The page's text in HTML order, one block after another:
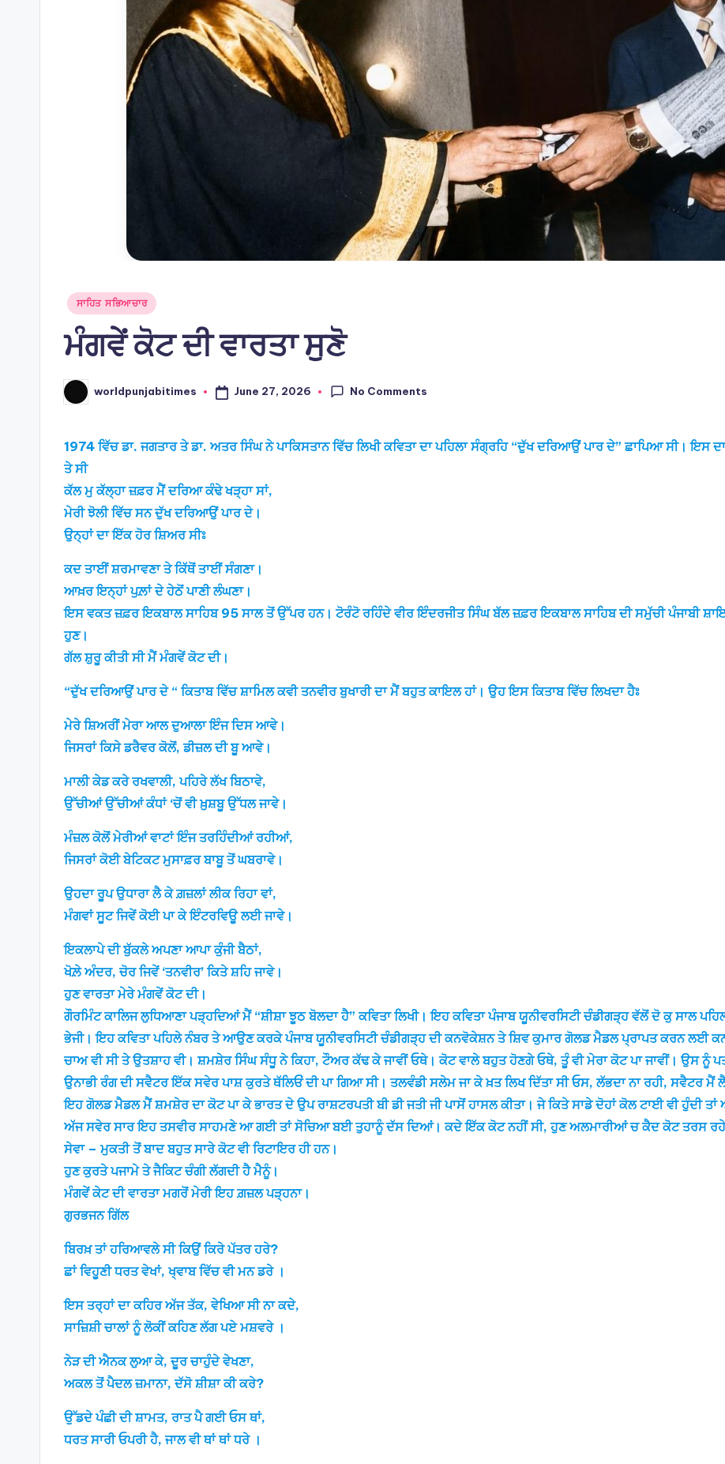
Posted
ਸਾਹਿਤ ਸਭਿਆਚਾਰ
ਮੰਗਵੇਂ ਕੋਟ ਦੀ ਵਾਰਤਾ ਸੁਣੋ
Posted
by
worldpunjabitimes June 27, 2026 No Comments
1974 ਵਿੱਚ ਡਾ. ਜਗਤਾਰ ਤੇ ਡਾ. ਅਤਰ ਸਿੰਘ ਨੇ ਪਾਕਿਸਤਾਨ ਵਿੱਚ ਲਿਖੀ ਕਵਿਤਾ ਦਾ ਪਹਿਲਾ ਸੰਗ੍ਰਹਿ “ਦੁੱਖ ਦਰਿਆਉਂ ਪਾਰ ਦੇ” ਛਾਪਿਆ ਸੀ।
ਤੇ ਸੀ
ਕੱਲ ਮੁ ਕੱਲ੍ਹਾ ਜ਼ਫ਼ਰ ਮੈਂ ਦਰਿਆ ਕੰਢੇ ਖੜ੍ਹਾ ਸਾਂ,
ਮੇਰੀ ਝੋਲੀ ਵਿੱਚ ਸਨ ਦੁੱਖ ਦਰਿਆਉਂ ਪਾਰ ਦੇ।
ਉਨ੍ਹਾਂ ਦਾ ਇੱਕ ਹੋਰ ਸ਼ਿਅਰ ਸੀਃ
ਕਦ ਤਾਈਂ ਸ਼ਰਮਾਵਣਾ ਤੇ ਕਿੱਥੋਂ ਤਾਈਂ ਸੰਗਣਾ।
ਆਖ਼ਰ ਇਨ੍ਹਾਂ ਪੁਲ਼ਾਂ ਦੇ ਹੇਠੋਂ ਪਾਣੀ ਲੰਘਣਾ।
ਇਸ ਵਕਤ ਜ਼ਫ਼ਰ ਇਕਬਾਲ ਸਾਹਿਬ 95 ਸਾਲ ਤੋਂ ਉੱਪਰ ਹਨ। ਟੋਰੰਟੋ ਰਹਿੰਦੇ ਵੀਰ ਇੰਦਰਜੀਤ ਸਿੰਘ ਬੱਲ ਜ਼ਫ਼ਰ ਇਕਬਾਲ ਸਾਹਿਬ ਦੀ ਸਮੁੱਚੀ ਪੰਜਾਬੀ
ਹੁਣ।
ਗੱਲ ਸ਼ੁਰੂ ਕੀਤੀ ਸੀ ਮੈਂ ਮੰਗਵੇਂ ਕੋਟ ਦੀ।
“ਦੁੱਖ ਦਰਿਆਉਂ ਪਾਰ ਦੇ “ ਕਿਤਾਬ ਵਿੱਚ ਸ਼ਾਮਿਲ ਕਵੀ ਤਨਵੀਰ ਬੁਖਾਰੀ ਦਾ ਮੈਂ ਬਹੁਤ ਕਾਇਲ ਹਾਂ। ਉਹ ਇਸ ਕਿਤਾਬ ਵਿੱਚ ਲਿਖਦਾ ਹੈਃ
ਮੇਰੇ ਸ਼ਿਅਰੀਂ ਮੇਰਾ ਆਲ ਦੁਆਲਾ ਇੰਜ ਦਿਸ ਆਵੇ।
ਜਿਸਰਾਂ ਕਿਸੇ ਡਰੈਵਰ ਕੋਲੋਂ, ਡੀਜ਼ਲ ਦੀ ਬੂ ਆਵੇ।
ਮਾਲੀ ਕੇਡ ਕਰੇ ਰਖਵਾਲੀ, ਪਹਿਰੇ ਲੱਖ ਬਿਠਾਵੇ,
ਉੱਚੀਆਂ ਉੱਚੀਆਂ ਕੰਧਾਂ ‘ਚੋਂ ਵੀ ਖ਼ੁਸ਼ਬੂ ਉੱਧਲ ਜਾਵੇ।
ਮੰਜ਼ਲ ਕੋਲੋਂ ਮੇਰੀਆਂ ਵਾਟਾਂ ਇੰਜ ਤਰਹਿੰਦੀਆਂ ਰਹੀਆਂ,
ਜਿਸਰਾਂ ਕੋਈ ਬੇਟਿਕਟ ਮੁਸਾਫ਼ਰ ਬਾਬੂ ਤੋਂ ਘਬਰਾਵੇ।
ਉਹਦਾ ਰੂਪ ਉਧਾਰਾ ਲੈ ਕੇ ਗ਼ਜ਼ਲਾਂ ਲੀਕ ਰਿਹਾ ਵਾਂ,
ਮੰਗਵਾਂ ਸੂਟ ਜਿਵੇਂ ਕੋਈ ਪਾ ਕੇ ਇੰਟਰਵਿਊ ਲਈ ਜਾਵੇ।
ਇਕਲਾਪੇ ਦੀ ਬੁੱਕਲੇ ਅਪਣਾ ਆਪਾ ਕੁੰਜੀ ਬੈਠਾਂ,
ਖੋਲ਼ੇ ਅੰਦਰ, ਚੋਰ ਜਿਵੇਂ ‘ਤਨਵੀਰ’ ਕਿਤੇ ਸ਼ਹਿ ਜਾਵੇ।
ਹੁਣ ਵਾਰਤਾ ਮੇਰੇ ਮੰਗਵੇਂ ਕੋਟ ਦੀ।
ਗੌਰਮਿੰਟ ਕਾਲਿਜ ਲੁਧਿਆਣਾ ਪੜ੍ਹਦਿਆਂ ਮੈਂ “ਸ਼ੀਸ਼ਾ ਝੂਠ ਬੋਲਦਾ ਹੈ” ਕਵਿਤਾ ਲਿਖੀ। ਇਹ ਕਵਿਤਾ ਪੰਜਾਬ ਯੂਨੀਵਰਸਿਟੀ ਚੰਡੀਗੜ੍ਹ ਵੱਲੋਂ ਦੋ ਕੁ ਸਾਲ
ਭੇਜੀ। ਇਹ ਕਵਿਤਾ ਪਹਿਲੇ ਨੰਬਰ ਤੇ ਆਉਣ ਕਰਕੇ ਪੰਜਾਬ ਯੂਨੀਵਰਸਿਟੀ ਚੰਡੀਗੜ੍ਹ ਦੀ ਕਨਵੋਕੇਸ਼ਨ ਤੇ ਸ਼ਿਵ ਕੁਮਾਰ ਗੋਲਡ ਮੈਡਲ ਪ੍ਰਾਪਤ ਕਰਨ ਲਈ
ਚਾਅ ਵੀ ਸੀ ਤੇ ਉਤਸ਼ਾਹ ਵੀ। ਸ਼ਮਸ਼ੇਰ ਸਿੰਘ ਸੰਧੂ ਨੇ ਕਿਹਾ, ਟੌਅਰ ਕੱਢ ਕੇ ਜਾਵੀਂ ਓਥੇ। ਕੋਟ ਵਾਲੇ ਬਹੁਤ ਹੋਣਗੇ ਓਥੇ, ਤੂੰ ਵੀ ਮੇਰਾ ਕੋਟ ਪਾ ਜਾਵੀਂ। ਉਸ ਨੂੰ
ਉਨਾਭੀ ਰੰਗ ਦੀ ਸਵੈਟਰ ਇੱਕ ਸਵੇਰ ਪਾਸ਼ ਕੁਰਤੇ ਥੱਲਿਓਂ ਦੀ ਪਾ ਗਿਆ ਸੀ। ਤਲਵੰਡੀ ਸਲੇਮ ਜਾ ਕੇ ਖ਼ਤ ਲਿਖ ਦਿੱਤਾ ਸੀ ਓਸ, ਲੱਭਦਾ ਨਾ ਰਹੀ,
ਇਹ ਗੋਲਡ ਮੈਡਲ ਮੈਂ ਸ਼ਮਸ਼ੇਰ ਦਾ ਕੋਟ ਪਾ ਕੇ ਭਾਰਤ ਦੇ ਉਪ ਰਾਸ਼ਟਰਪਤੀ ਬੀ ਡੀ ਜਤੀ ਜੀ ਪਾਸੋਂ ਹਾਸਲ ਕੀਤਾ। ਜੇ ਕਿਤੇ ਸਾਡੇ ਦੋਹਾਂ ਕੋਲ ਟਾਈ ਵੀ ਹੁੰਦੀ
ਅੱਜ ਸਵੇਰ ਸਾਰ ਇਹ ਤਸਵੀਰ ਸਾਹਮਣੇ ਆ ਗਈ ਤਾਂ ਸੋਚਿਆ ਬਈ ਤੁਹਾਨੂੰ ਦੱਸ ਦਿਆਂ। ਕਦੇ ਇੱਕ ਕੋਟ ਨਹੀਂ ਸੀ, ਹੁਣ ਅਲਮਾਰੀਆਂ ਚ ਕੈਦ ਕੋਟ ਤਰਸ ਰਹੇ
ਸੇਵਾ – ਮੁਕਤੀ ਤੋਂ ਬਾਦ ਬਹੁਤ ਸਾਰੇ ਕੋਟ ਵੀ ਰਿਟਾਇਰ ਹੀ ਹਨ।
ਹੁਣ ਕੁਰਤੇ ਪਜਾਮੇ ਤੇ ਜੈਕਿਟ ਚੰਗੀ ਲੱਗਦੀ ਹੈ ਮੈਨੂੰ।
ਮੰਗਵੇਂ ਕੇਟ ਦੀ ਵਾਰਤਾ ਮਗਰੋਂ ਮੇਰੀ ਇਹ ਗ਼ਜ਼ਲ ਪੜ੍ਹਨਾ।
ਗੁਰਭਜਨ ਗਿੱਲ
ਬਿਰਖ਼ ਤਾਂ ਹਰਿਆਵਲੇ ਸੀ ਕਿਉਂ ਕਿਰੇ ਪੱਤਰ ਹਰੇ?
ਛਾਂ ਵਿਹੂਣੀ ਧਰਤ ਵੇਖਾਂ, ਖ੍ਵਾਬ ਵਿੱਚ ਵੀ ਮਨ ਡਰੇ ।
ਇਸ ਤਰ੍ਹਾਂ ਦਾ ਕਹਿਰ ਅੱਜ ਤੱਕ, ਵੇਖਿਆ ਸੀ ਨਾ ਕਦੇ,
ਸਾਜ਼ਿਸ਼ੀ ਚਾਲਾਂ ਨੂੰ ਲੋਕੀਂ ਕਹਿਣ ਲੱਗ ਪਏ ਮਸ਼ਵਰੇ ।
ਨੇੜ ਦੀ ਐਨਕ ਲੁਆ ਕੇ, ਦੂਰ ਚਾਹੁੰਦੇ ਵੇਖਣਾ,
ਅਕਲ ਤੋਂ ਪੈਦਲ ਜ਼ਮਾਨਾ, ਦੱਸੋ ਸ਼ੀਸ਼ਾ ਕੀ ਕਰੇ?
ਉੱਡਦੇ ਪੰਛੀ ਦੀ ਸ਼ਾਮਤ, ਰਾਤ ਪੈ ਗਈ ਓਸ ਥਾਂ,
ਧਰਤ ਸਾਰੀ ਓਪਰੀ ਹੈ, ਜਾਲ ਵੀ ਥਾਂ ਥਾਂ ਧਰੇ ।